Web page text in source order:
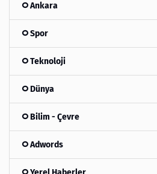
Ankara
Spor
Teknoloji
Dünya
Bilim - Çevre
Adwords